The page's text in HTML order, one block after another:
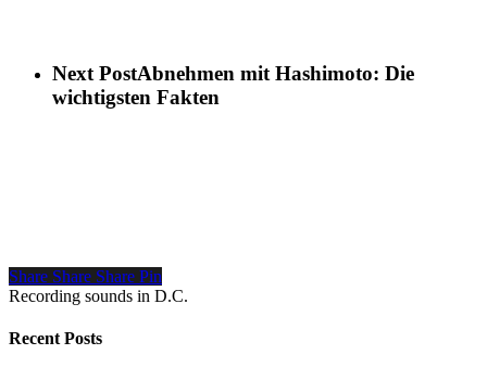
Next PostAbnehmen mit Hashimoto: Die
wichtigsten Fakten
Share Share Share Pin
Recording sounds in D.C.
Recent Posts